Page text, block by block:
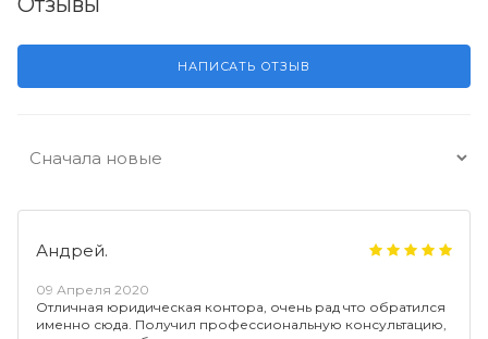
НАПИСАТЬ ОТЗЫВ
Андрей.
09 Апреля 2020
Отличная юридическая контора, очень рад что обратился
именно сюда. Получил профессиональную консультацию,